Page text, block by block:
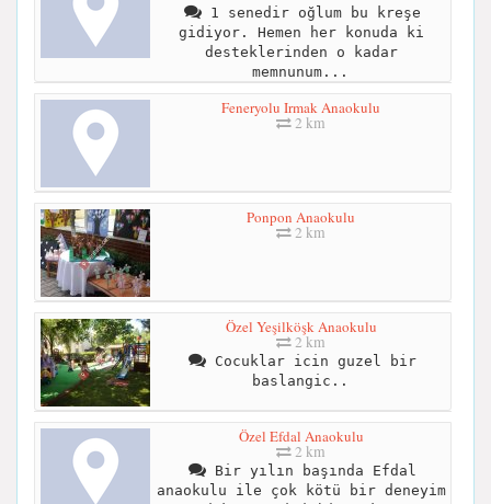
1 senedir oğlum bu kreşe
gidiyor. Hemen her konuda ki
desteklerinden o kadar
memnunum...
Feneryolu Irmak Anaokulu
2 km
Ponpon Anaokulu
2 km
Özel Yeşilköşk Anaokulu
2 km
Cocuklar icin guzel bir
baslangic..
Özel Efdal Anaokulu
2 km
Bir yılın başında Efdal
anaokulu ile çok kötü bir deneyim